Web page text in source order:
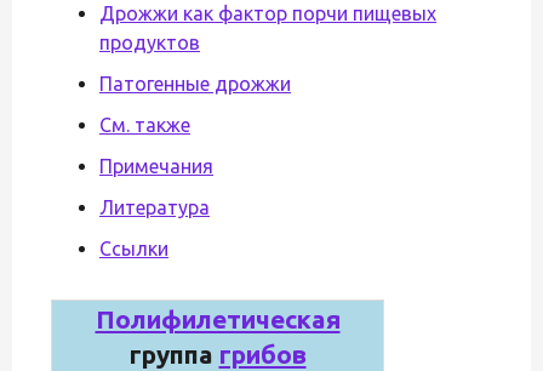
Дрожжи как фактор порчи пищевых
продуктов
Патогенные дрожжи
См. также
Примечания
Литература
Ссылки
Полифилетическая
группа грибов